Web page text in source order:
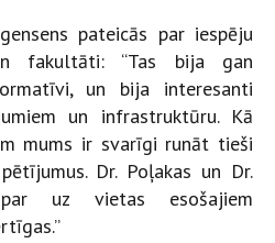
pateicās par iespēju
fakultāti: “Tas bija gan
un bija interesanti
un infrastruktūru. Kā
mums ir svarīgi runāt tieši
Dr. Poļakas un Dr.
par uz vietas esošajiem